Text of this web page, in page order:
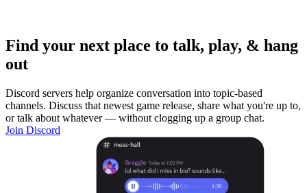
Find your next place to talk, play, & hang
out
Discord servers help organize conversation into topic-based
channels. Discuss that newest game release, share what you're up to,
or talk about whatever — without clogging up a group chat.
Join Discord